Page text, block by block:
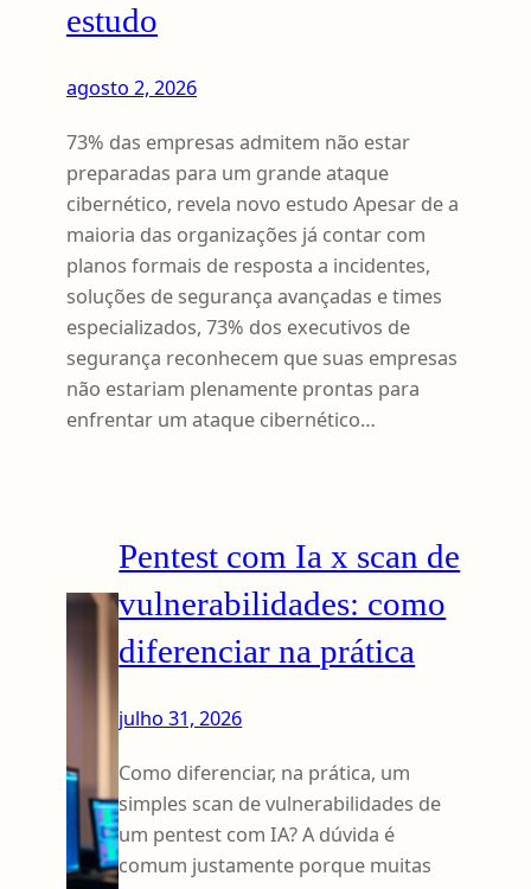
estudo
agosto 2, 2026
73% das empresas admitem não estar
preparadas para um grande ataque
cibernético, revela novo estudo Apesar de a
maioria das organizações já contar com
planos formais de resposta a incidentes,
soluções de segurança avançadas e times
especializados, 73% dos executivos de
segurança reconhecem que suas empresas
não estariam plenamente prontas para
enfrentar um ataque cibernético…
Pentest com Ia x scan de
vulnerabilidades: como
diferenciar na prática
julho 31, 2026
Como diferenciar, na prática, um
simples scan de vulnerabilidades de
um pentest com IA? A dúvida é
comum justamente porque muitas